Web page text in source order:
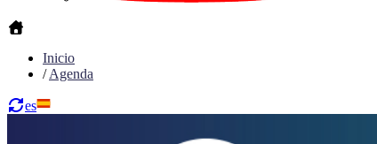
Inicio
/Agenda
es